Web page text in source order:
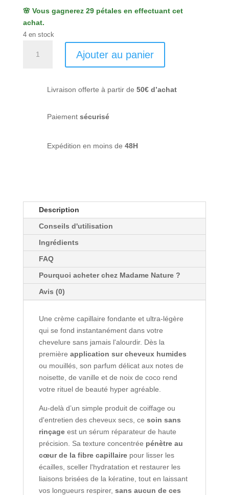
🌸 Vous gagnerez 29 pétales en effectuant cet
achat.
4 en stock
régénérante
Ajouter au panier
Livraison offerte à partir de 50€ d’achat
Paiement sécurisé
Expédition en moins de 48H
Description
Conseils d'utilisation
Ingrédients
FAQ
Pourquoi acheter chez Madame Nature ?
Avis (0)
Une crème capillaire fondante et ultra-légère
qui se fond instantanément dans votre
chevelure sans jamais l'alourdir. Dès la
première application sur cheveux humides
ou mouillés, son parfum délicat aux notes de
noisette, de vanille et de noix de coco rend
votre rituel de beauté hyper agréable.
Au-delà d’un simple produit de coiffage ou
d'entretien des cheveux secs, ce soin sans
rinçageest un sérum réparateur de haute
précision. Sa texture concentrée pénètre au
cœur de la fibre capillairepour lisser les
écailles, sceller l'hydratation et restaurer les
liaisons brisées de la kératine, tout en laissant
vos longueurs respirer, sans aucun de ces